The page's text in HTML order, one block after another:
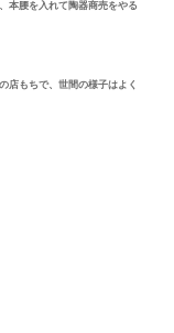
本腰を入れて陶器商売をやる
店もちで、世間の様子はよく